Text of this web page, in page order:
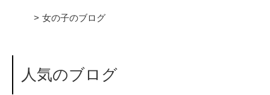
女の子のブログ
人気のブログ